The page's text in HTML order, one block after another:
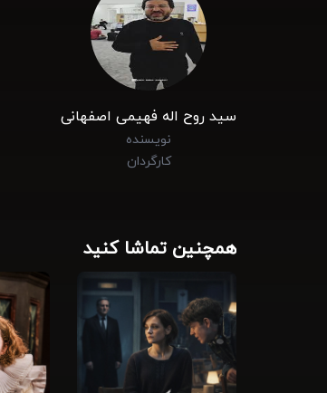
سید روح اله فهیمی اصفهانی
نویسنده
کارگردان
همچنین تماشا کنید